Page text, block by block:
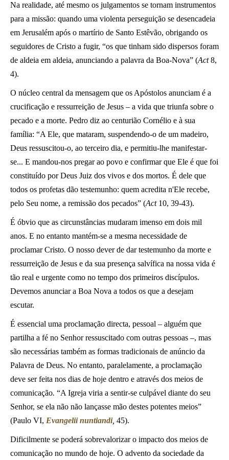
Na realidade, até mesmo os julgamentos se tornam instrumentos
para a missão: quando uma violenta perseguição se desencadeia
em Jerusalém após o martírio de Santo Estêvão, obrigando os
seguidores de Cristo a fugir, “os que tinham sido dispersos foram
de aldeia em aldeia, anunciando a palavra da Boa-Nova” (Act8,
4).
O núcleo central da mensagem que os Apóstolos anunciam é a
crucificação e ressurreição de Jesus – a vida que triunfa sobre o
pecado e a morte. Pedro diz ao centurião Cornélio e à sua
família: “A Ele, que mataram, suspendendo-o de um madeiro,
Deus ressuscitou-o, ao terceiro dia, e permitiu-lhe manifestar-
se... E mandou-nos pregar ao povo e confirmar que Ele é que foi
constituído por Deus Juiz dos vivos e dos mortos. É dele que
todos os profetas dão testemunho: quem acredita n'Ele recebe,
pelo Seu nome, a remissão dos pecados” (Act10, 39-43).
É óbvio que as circunstâncias mudaram imenso em dois mil
anos. E no entanto mantém-se a mesma necessidade de
proclamar Cristo. O nosso dever de dar testemunho da morte e
ressurreição de Jesus e da sua presença salvífica na nossa vida é
tão real e urgente como no tempo dos primeiros discípulos.
Devemos anunciar a Boa Nova a todos os que a desejam
escutar.
É essencial uma proclamação directa, pessoal – alguém que
partilha a fé no Senhor ressuscitado com outras pessoas –, mas
são necessárias também as formas tradicionais de anúncio da
Palavra de Deus. No entanto, paralelamente, a proclamação
deve ser feita nos dias de hoje dentro e através dos meios de
comunicação. “A Igreja viria a sentir-se culpável diante do seu
Senhor, se ela não não lançasse mão destes potentes meios”
(Paulo VI, Evangelii nuntiandi, 45).
Dificilmente se poderá sobrevalorizar o impacto dos meios de
comunicação no mundo de hoje. O advento da sociedade da